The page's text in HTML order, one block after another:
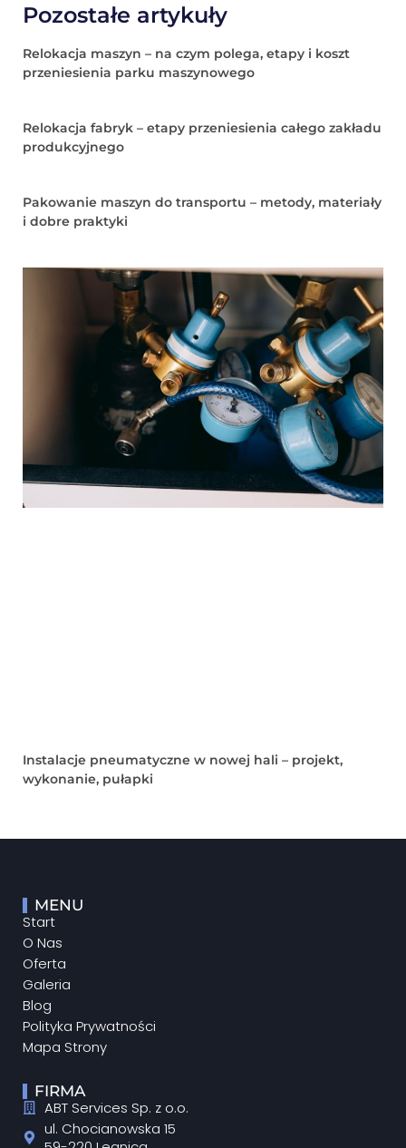
Pozostałe artykuły
Relokacja maszyn – na czym polega, etapy i koszt
przeniesienia parku maszynowego
Relokacja fabryk – etapy przeniesienia całego zakładu
produkcyjnego
Pakowanie maszyn do transportu – metody, materiały
i dobre praktyki
Instalacje pneumatyczne w nowej hali – projekt,
wykonanie, pułapki
MENU
Start
O Nas
Oferta
Galeria
Blog
Polityka Prywatności
Mapa Strony
FIRMA
ABT Services Sp. z o.o.
ul. Chocianowska 15